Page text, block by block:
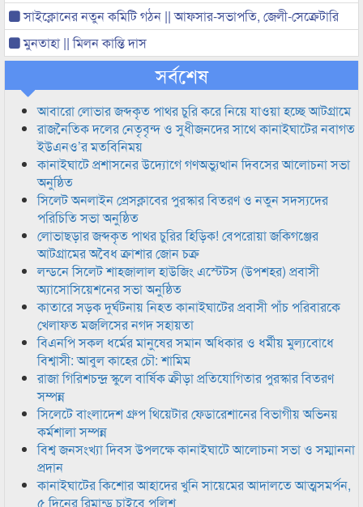
সাইক্লোনের নতুন কমিটি গঠন || আফসার-সভাপতি, জেলী-সেক্রেটারি
মুনতাহা || মিলন কান্তি দাস
সর্বশেষ
আবারো লোভার জব্দকৃত পাথর চুরি করে নিয়ে যাওয়া হচ্ছে আটগ্রামে
রাজনৈতিক দলের নেতৃবৃন্দ ও সুধীজনদের সাথে কানাইঘাটের নবাগত
ইউএনও’র মতবিনিময়
কানাইঘাটে প্রশাসনের উদ্যোগে গণঅভ্যুত্থান দিবসের আলোচনা সভা
অনুষ্ঠিত
সিলেট অনলাইন প্রেসক্লাবের পুরস্কার বিতরণ ও নতুন সদস্যদের
পরিচিতি সভা অনুষ্ঠিত
লোভাছড়ার জব্দকৃত পাথর চুরির হিড়িক! বেপরোয়া জকিগঞ্জের
আটগ্রামের অবৈধ ক্রাশার জোন চক্র
লন্ডনে সিলেট শাহজালাল হাউজিং এস্টেটস (উপশহর) প্রবাসী
অ্যাসোসিয়েশনের সভা অনুষ্ঠিত
কাতারে সড়ক দুর্ঘটনায় নিহত কানাইঘাটের প্রবাসী পাঁচ পরিবারকে
খেলাফত মজলিসের নগদ সহায়তা
বিএনপি সকল ধর্মের মানুষের সমান অধিকার ও ধর্মীয় মুল্যবোধে
বিশ্বাসী: আবুল কাহের চৌ: শামিম
রাজা গিরিশচন্দ্র স্কুলে বার্ষিক ক্রীড়া প্রতিযোগিতার পুরস্কার বিতরণ
সম্পন্ন
সিলেটে বাংলাদেশ গ্রুপ থিয়েটার ফেডারেশানের বিভাগীয় অভিনয়
কর্মশালা সম্পন্ন
বিশ্ব জনসংখ্যা দিবস উপলক্ষে কানাইঘাটে আলোচনা সভা ও সম্মাননা
প্রদান
কানাইঘাটের কিশোর আহাদের খুনি সায়েমের আদালতে আত্মসমর্পন,
৫ দিনের রিমান্ড চাইবে পুলিশ